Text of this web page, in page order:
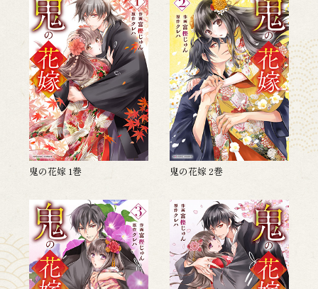
鬼の花嫁 1巻 鬼の花嫁 2巻